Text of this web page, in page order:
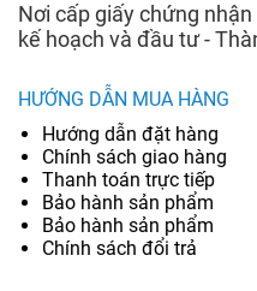
Nơi cấp giấy chứng
kế hoạch và đầu tư -
HƯỚNG DẪN MUA HÀNG
Hướng dẫn đặt hàng
Chính sách giao hàng
Thanh toán trực tiếp
Bảo hành sản phẩm
Bảo hành sản phẩm
Chính sách đổi trả